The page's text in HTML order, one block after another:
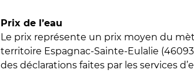
Prix de l’eau
Le prix représente un prix moyen du
territoire Espagnac-Sainte-Eulalie
des déclarations faites par les services